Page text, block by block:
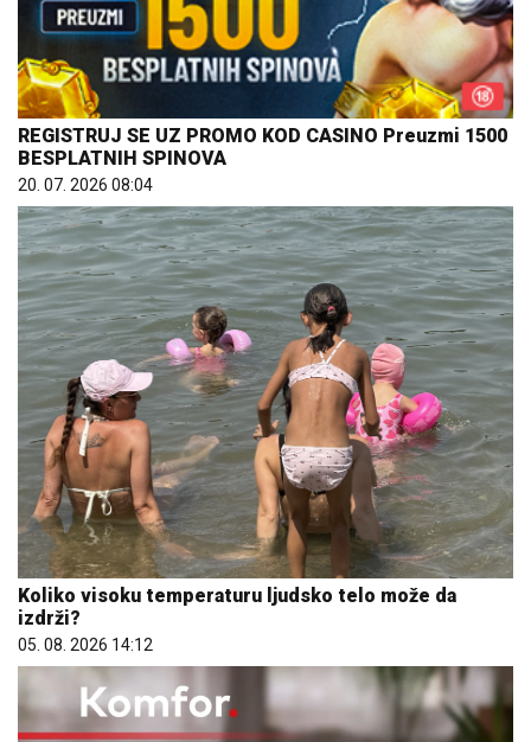
REGISTRUJ SE UZ PROMO KOD CASINO Preuzmi 1500
BESPLATNIH SPINOVA
20. 07. 2026 08:04
Koliko visoku temperaturu ljudsko telo može da
izdrži?
05. 08. 2026 14:12